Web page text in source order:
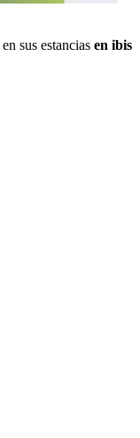
en sus estancias en ibis